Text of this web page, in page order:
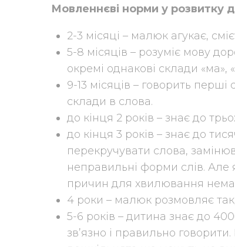
Мовленнєві норми у розвитку
2-3 місяці – малюк агукає,
5-8 місяців – розуміє мову
окремі однакові склади «ма»,
9-13 місяців – говорить перші
склади в слова.
до кінця 2 років – знає до
до кінця 3 років – знає до
перекручувати слова,
неправильні форми слів.
причин для хвилювання
4 роки – малюк розмовляє
5-6 років – дитина знає до
зв’язно і правильно